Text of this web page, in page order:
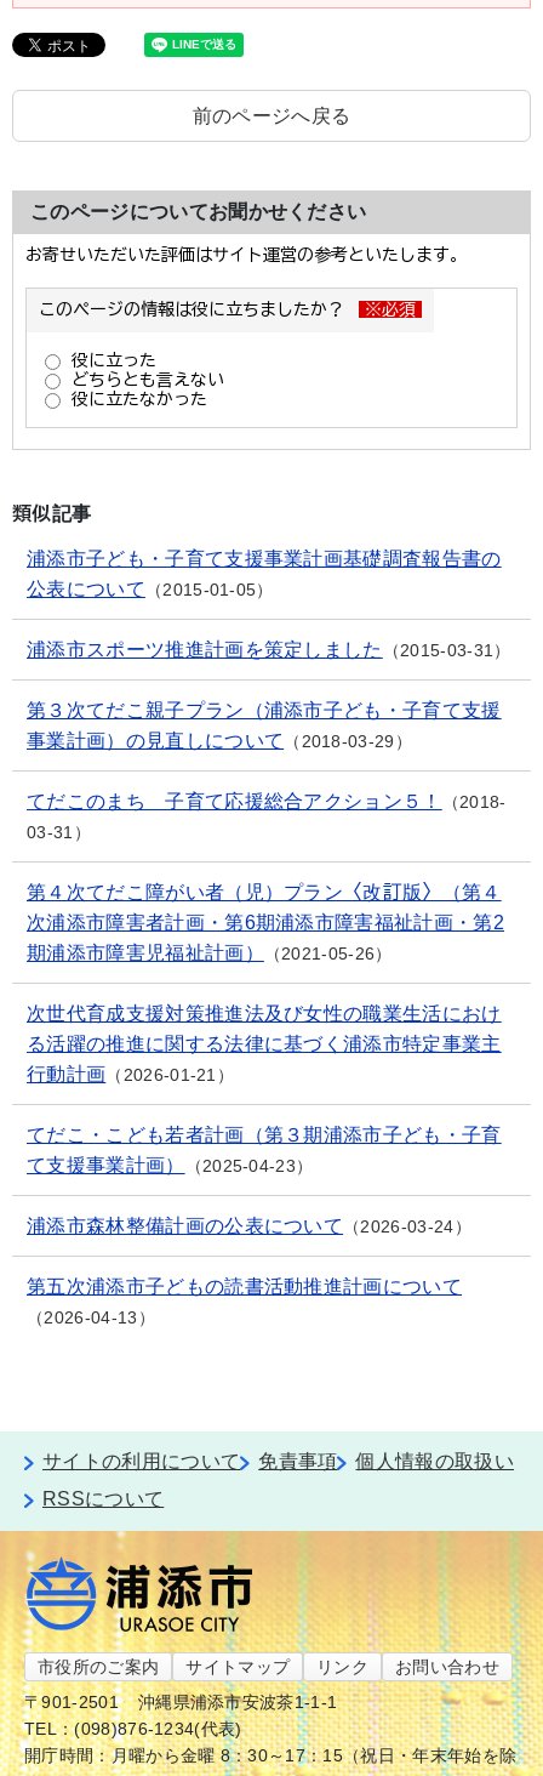
前のページへ戻る
このページについてお聞かせください
類似記事
浦添市子ども・子育て支援事業計画基礎調査報告書の
公表について
2015-01-05
浦添市スポーツ推進計画を策定しました 2015-03-31
第３次てだこ親子プラン（浦添市子ども・子育て支援
事業計画）の見直しについて
2018-03-29
てだこのまち 子育て応援総合アクション５！
2018-
03-31
第４次てだこ障がい者（児）プラン〈改訂版〉（第４
次浦添市障害者計画・第6期浦添市障害福祉計画・第2
期浦添市障害児福祉計画）
2021-05-26
次世代育成支援対策推進法及び女性の職業生活におけ
る活躍の推進に関する法律に基づく浦添市特定事業主
行動計画
2026-01-21
てだこ・こども若者計画（第３期浦添市子ども・子育
て支援事業計画）
2025-04-23
浦添市森林整備計画の公表について 2026-03-24
第五次浦添市子どもの読書活動推進計画について
2026-04-13
サイトの利用について 免責事項
個人情報の取扱い
RSSについて
市役所のご案内 サイトマップ リンク
お問い合わせ
〒901-2501
沖縄県浦添市安波茶1-1-1
TEL：(098)876-1234(代表)
開庁時間：月曜から金曜 8：30～17：15（祝日・年末年始を除